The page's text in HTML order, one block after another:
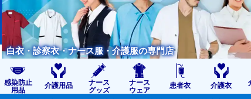
白衣・診察衣・ナース服・介護服の専門店
感染防止
用品
介護用品
ナース
グッズ
ナース
ウェア
患者衣 介護衣